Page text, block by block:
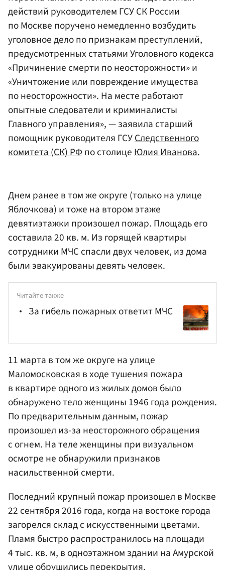
действий руководителем ГСУ СК России
по Москве поручено немедленно возбудить
уголовное дело по признакам преступлений,
предусмотренных статьями Уголовного кодекса
«Причинение смерти по неосторожности» и
«Уничтожение или повреждение имущества
по неосторожности». На месте работают
опытные следователи и криминалисты
Главного управления», — заявила старший
помощник руководителя ГСУСледственного
комитета (СК) РФпо столицеЮлия Иванова.
Днем ранее в том же округе (только на улице
Яблочкова) и тоже на втором этаже
девятиэтажки произошел пожар. Площадь его
составила 20 кв. м. Из горящей квартиры
сотрудники МЧС спасли двух человек, из дома
были эвакуированы девять человек.
Читайте также
За гибель пожарных ответит МЧС
11 марта в том же округе на улице
Маломосковская в ходе тушения пожара
в квартире одного из жилых домов было
обнаружено тело женщины 1946 года рождения.
По предварительным данным, пожар
произошел из-за неосторожного обращения
с огнем. На теле женщины при визуальном
осмотре не обнаружили признаков
насильственной смерти.
Последний крупный пожар произошел в Москве
22 сентября 2016 года, когда на востоке города
загорелся склад с искусственными цветами.
Пламя быстро распространилось на площади
4 тыс. кв. м, в одноэтажном здании на Амурской
улице обрушились перекрытия.